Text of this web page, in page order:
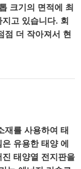
크기의 면적에 최
고 있습니다. 회
점 더 작아져서 현
재를 사용하여 태
유용한 태양 에
태양열 전지판을